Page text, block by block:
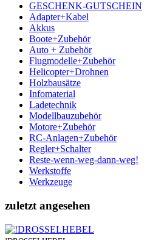
GESCHENK-GUTSCHEIN
Adapter+Kabel
Akkus
Boote+Zubehör
Auto + Zubehör
Flugmodelle+Zubehör
Helicopter+Drohnen
Holzbausätze
Infomaterial
Ladetechnik
Modellbauzubehör
Motore+Zubehör
RC-Anlagen+Zubehör
Regler+Schalter
Reste-wenn-weg-dann-weg!
Werkstoffe
Werkzeuge
zuletzt angesehen